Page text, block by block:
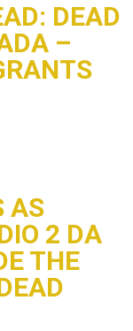
DEAD
–
AS
2 DA
THE